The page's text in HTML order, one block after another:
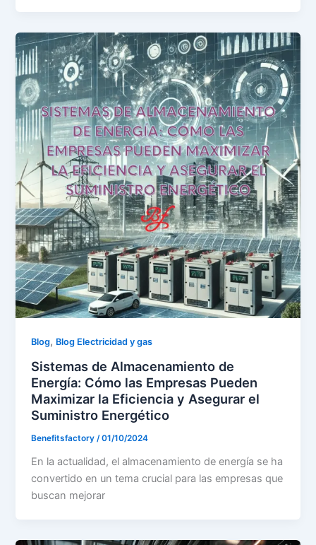
Blog, Blog Electricidad y gas
Sistemas de Almacenamiento de
Energía: Cómo las Empresas Pueden
Maximizar la Eficiencia y Asegurar el
Suministro Energético
Benefitsfactory/01/10/2024
En la actualidad, el almacenamiento de energía se ha
convertido en un tema crucial para las empresas que
buscan mejorar